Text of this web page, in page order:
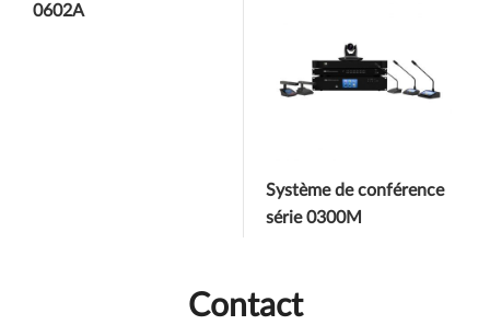
0602A
Système de conférence
série 0300M
Contact